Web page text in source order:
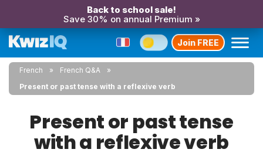
Back to school sale!
Save 30% on annual Premium »
Join FREE
French
French Q&A
Present or past tense with a reflexive verb
Present or past tense
with a reflexive verb